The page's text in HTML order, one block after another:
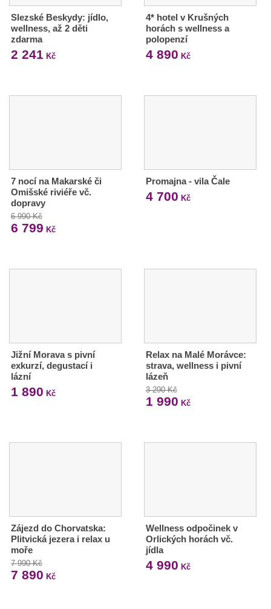
Slezské Beskydy: jídlo,
wellness, až 2 děti
zdarma
2 241 Kč
4* hotel v Krušných
horách s wellness a
polopenzí
4 890 Kč
7 nocí na Makarské či
Omišské riviéře vč.
dopravy
6 990 Kč
6 799 Kč
Promajna - vila Čale
4 700 Kč
Jižní Morava s pivní
exkurzí, degustací i
lázní
1 890 Kč
Relax na Malé Morávce:
strava, wellness i pivní
lázeň
3 290 Kč
1 990 Kč
Zájezd do Chorvatska:
Plitvická jezera i relax u
moře
7 990 Kč
7 890 Kč
Wellness odpočinek v
Orlických horách vč.
jídla
4 990 Kč